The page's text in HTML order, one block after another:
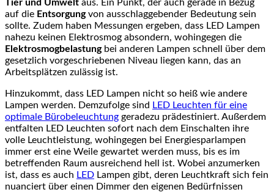
Tier und Umwelt aus. Ein Punkt, der auch gerade in Bezug
auf die Entsorgungvon ausschlaggebender Bedeutung sein
sollte. Zudem haben Messungen ergeben, dass LED Lampen
nahezu keinen Elektrosmog absondern, wohingegen die
Elektrosmogbelastungbei anderen Lampen schnell über dem
gesetzlich vorgeschriebenen Niveau liegen kann, das an
Arbeitsplätzen zulässig ist.
Hinzukommt, dass LED Lampen nicht so heiß wie andere
Lampen werden. Demzufolge sind LED Leuchten für eine
optimale Bürobeleuchtung geradezu prädestiniert. Außerdem
entfalten LED Leuchten sofort nach dem Einschalten ihre
volle Leuchtleistung, wohingegen bei Energiesparlampen
immer erst eine Weile gewartet werden muss, bis es im
betreffenden Raum ausreichend hell ist. Wobei anzumerken
ist, dass es auch LED Lampen gibt, deren Leuchtkraft sich fein
nuanciert über einen Dimmer den eigenen Bedürfnissen